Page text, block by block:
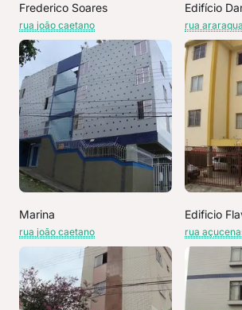
Frederico Soares
rua joão caetano
Edifício
rua
Marina
rua joão caetano
Edificio
rua